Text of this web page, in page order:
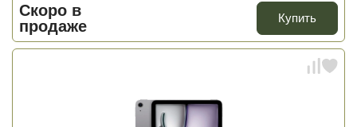
Скоро в
продаже
Купить